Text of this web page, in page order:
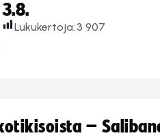
Lukukertoja: 3 907
–